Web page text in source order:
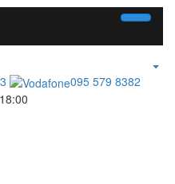
095 579 8382